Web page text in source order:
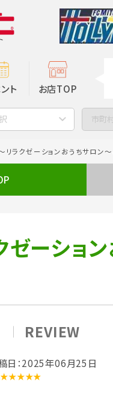
ト お店TOP
市町
リラクゼーションおうちサロン
ゼーショ
REVIEW
日：2025年06月25日
★★★★★